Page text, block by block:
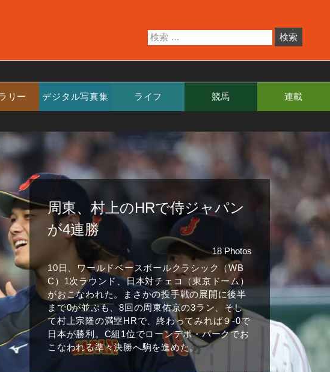
リー デジタル写真集 ライフ 競馬 連載
周東、村上のHRで侍ジャパン
が4連勝
18 Photos
10日、ワールドベースボールクラシック（WB
C）1次ラウンド、日本対チェコ（東京ドーム）
がおこなわれた。まさかの投手戦の展開に後半
まで0が並ぶも、8回の周東佑京の3ラン、そし
て村上宗隆の満塁HRで、終わってみれば９-0で
日本が勝利。C組1位でローンデポ・パークでお
こなわれる準々決勝へ駒を進めた。